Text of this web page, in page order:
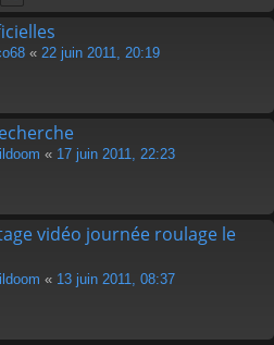
« 22 juin 2011, 20:19
« 17 juin 2011, 22:23
vidéo journée roulage le
« 13 juin 2011, 08:37